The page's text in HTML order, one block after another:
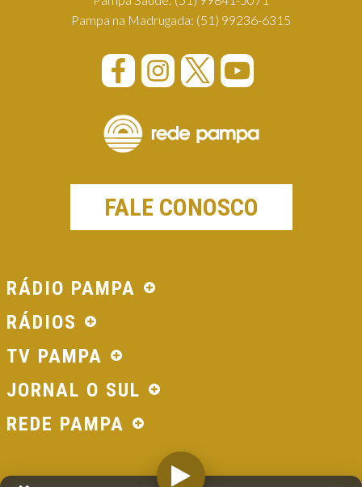
Pampa na Madrugada: (51) 99236-6315
FALE CONOSCO
RÁDIO PAMPA
RÁDIOS
TV PAMPA
JORNAL O SUL
REDE PAMPA